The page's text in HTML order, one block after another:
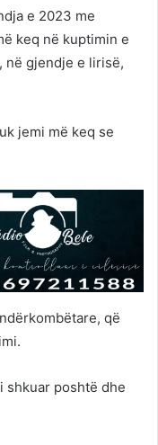
e 2023 me
keq në kuptimin e
në gjendje e lirisë,
jemi më keq se
që
shkuar poshtë dhe